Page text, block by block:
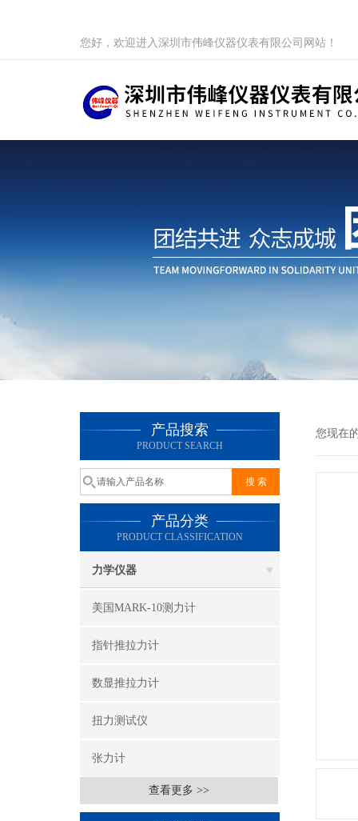
您好，欢迎进入深圳市伟峰仪器仪表有限公司网站！
产品搜索
PRODUCT SEARCH
产品分类
PRODUCT CLASSIFICATION
力学仪器
美国MARK-10测力计
指针推拉力计
数显推拉力计
扭力测试仪
张力计
查看更多 >>
您现在